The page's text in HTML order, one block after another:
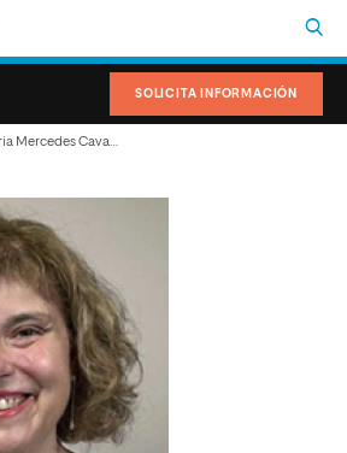
SOLICITA INFORMACIÓN